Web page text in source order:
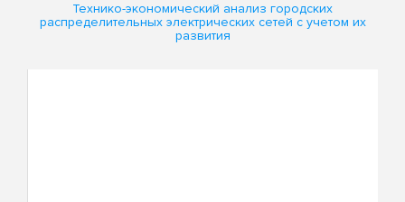
Технико-экономический анализ городских
распределительных электрических сетей с учетом их
развития